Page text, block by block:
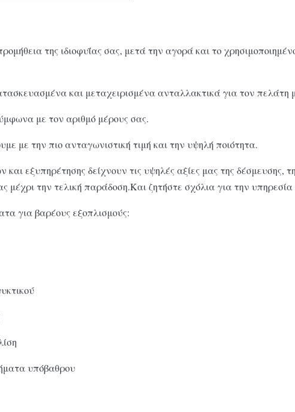
της ιδιοφυΐας σας, μετά την αγορά και το
και μεταχειρισμένα ανταλλακτικά για τον πελάτη
με τον αριθμό μέρους σας.
με την πιο ανταγωνιστική τιμή και την υψηλή ποιότητα.
εξυπηρέτησης δείχνουν τις υψηλές αξίες μας της δέσμευσης,
την τελική παράδοση.Και ζητήστε σχόλια για την
για βαρέους εξοπλισμούς:
υπόβαθρου